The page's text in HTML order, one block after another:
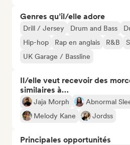
Genres qu’il/elle adore
Drill / Jersey Drum and Bass
Hip-hop
Rap en anglais R&B
UK Garage / Bassline
Il/elle veut recevoir des
similaires à…
Jaja Morph Abnormal
Melody Kane
Jordss
Principales opportunités